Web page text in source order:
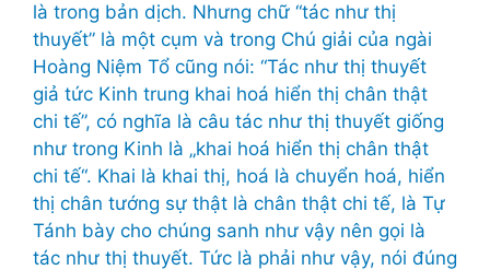
là trong bản dịch. Nhưng chữ “tác như thị
thuyết” là một cụm và trong Chú giải của ngài
Hoàng Niệm Tổ cũng nói: “Tác như thị thuyết
giả tức Kinh trung khai hoá hiển thị chân thật
chi tế”, có nghĩa là câu tác như thị thuyết giống
như trong Kinh là „khai hoá hiển thị chân thật
chi tế“. Khai là khai thị, hoá là chuyển hoá, hiển
thị chân tướng sự thật là chân thật chi tế, là Tự
Tánh bày cho chúng sanh như vậy nên gọi là
tác như thị thuyết. Tức là phải như vậy, nói đúng